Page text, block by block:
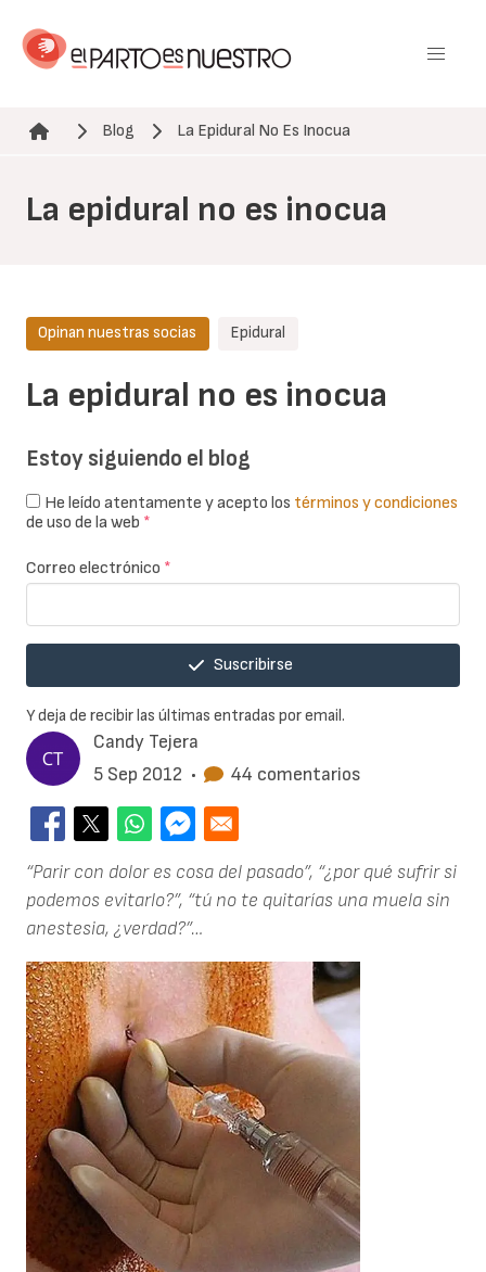
contenido
Ruta de navegación
Blog La Epidural No Es Inocua
La epidural no es inocua
Candy Tejera
5 Sep 2012 • 44 comentarios
La epidural no es inocua
Opinan nuestras socias Epidural
“Parir con dolor es cosa del pasado”, “¿por qué sufrir si
podemos evitarlo?”, “tú no te quitarías una muela sin
anestesia, ¿verdad?”…
Estoy siguiendo el blog
He leído atentamente y acepto los términos y condiciones
de uso de la web *
Correo electrónico *
Suscribirse
Y deja de recibir las últimas entradas por email.